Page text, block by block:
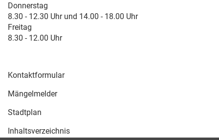
Donnerstag
8.30 - 12.30 Uhr und 14.00 - 18.00 Uhr
Freitag
8.30 - 12.00 Uhr
Kontaktformular
Mängelmelder
Stadtplan
Inhaltsverzeichnis